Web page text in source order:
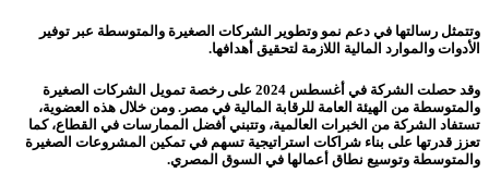
وتتمثل رسالتها في دعم نمو وتطوير الشركات الصغيرة والمتوسطة عبر توفير
الأدوات والموارد المالية اللازمة لتحقيق أهدافها.
وقد حصلت الشركة في أغسطس 2024 على رخصة تمويل الشركات الصغيرة
والمتوسطة من الهيئة العامة للرقابة المالية في مصر. ومن خلال هذه العضوية،
تستفاد الشركة من الخبرات العالمية، وتتبني أفضل الممارسات في القطاع، كما
تعزز قدرتها على بناء شراكات استراتيجية تسهم في تمكين المشروعات الصغيرة
والمتوسطة وتوسيع نطاق أعمالها في السوق المصري.